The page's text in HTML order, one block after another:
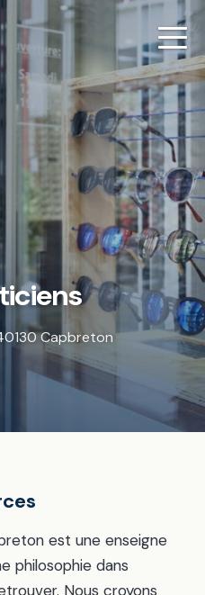
Capbreton
est une enseigne
philosophie dans
Nous croyons